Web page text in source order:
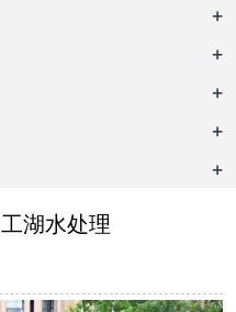
+
+
+
+
+
湖水处理